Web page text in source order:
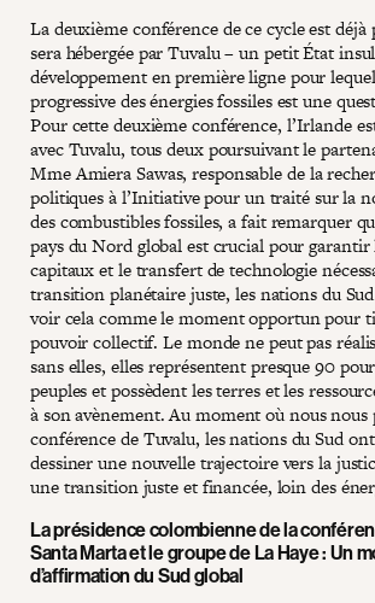
La deuxième conférence de ce cycle est déjà
sera hébergée par Tuvalu – un petit État
développement en première ligne pour
progressive des énergies fossiles est une
Pour cette deuxième conférence, l’Irlande
avec Tuvalu, tous deux poursuivant le
Mme Amiera Sawas, responsable de la
politiques à l’Initiative pour un traité sur la
des combustibles fossiles, a fait remarquer
pays du Nord global est crucial pour garantir
capitaux et le transfert de technologie
transition planétaire juste, les nations du
voir cela comme le moment opportun pour
pouvoir collectif. Le monde ne peut pas
sans elles, elles représentent presque 90
peuples et possèdent les terres et les
à son avènement. Au moment où nous
conférence de Tuvalu, les nations du Sud
dessiner une nouvelle trajectoire vers la
une transition juste et financée, loin des
La présidence colombienne de la
Santa Marta et le groupe de La Haye : Un
d’affirmation du Sud global